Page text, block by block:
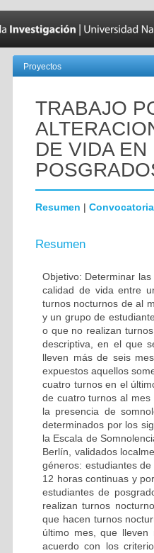
Proyectos
TRABAJO
DE VIDA
Resumen | Convocatoria
Resumen
Objetivo: Determinar
calidad de vida entre
turnos nocturnos de al
y un grupo de
o que no realizan
descriptiva, en el que
lleven más de seis
expuestos aquellos
cuatro turnos en el
de cuatro turnos al
la presencia de
determinados por los
la Escala de
Berlín, validados
géneros: estudiantes
12 horas continuas y
estudiantes de
realizan turnos
que hacen turnos
último mes, que
acuerdo con los